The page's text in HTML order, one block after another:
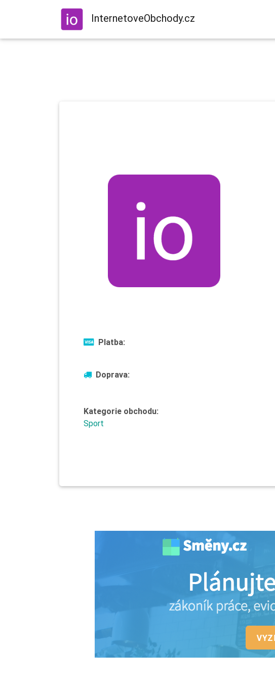
InternetoveObchody.cz
Platba:
Doprava:
Kategorie obchodu:
Sport